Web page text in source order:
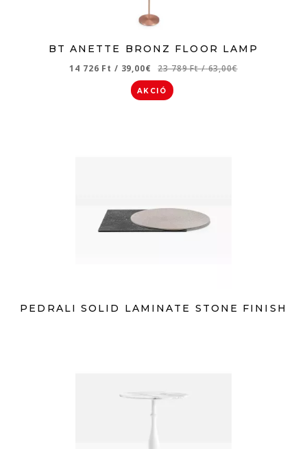
BT ANETTE BRONZ FLOOR LAMP
14 726 Ft / 39,00€ 23 789 Ft/ 63,00€
AKCIÓ
PEDRALI SOLID LAMINATE STONE FINISH